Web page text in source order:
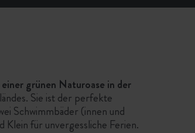
grünen Naturoase in der
Sie ist der perfekte
Schwimmbäder (innen und
für unvergessliche Ferien.